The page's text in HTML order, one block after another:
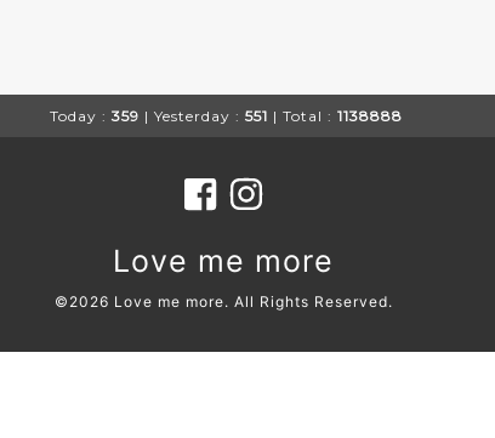
Today : 359 | Yesterday : 551 | Total : 1138888
Love me more
©2026 Love me more. All Rights Reserved.